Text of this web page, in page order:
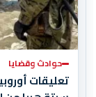
حوادث وقضايا
تعليقات